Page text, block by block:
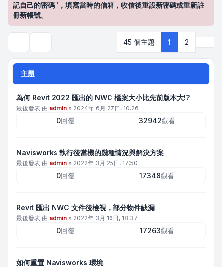
記自己的密碼"，填寫當時的信箱，收信後重設新密碼或重新註
冊新帳號。
45 個主題 1 2
主題
為何 Revit 2022 匯出的 NWC 檔案大小比先前版本大!?
最後發表 由 admin » 2024年 6月 27日, 10:26
0回覆 32942觀看
Navisworks 執行後當機的幾種情況與解決方案
最後發表 由 admin » 2022年 3月 25日, 17:50
0回覆 17348觀看
Revit 匯出 NWC 文件後檢視，部分物件缺漏
最後發表 由 admin » 2022年 3月 16日, 18:37
0回覆 17263觀看
如何重置 Navisworks 環境